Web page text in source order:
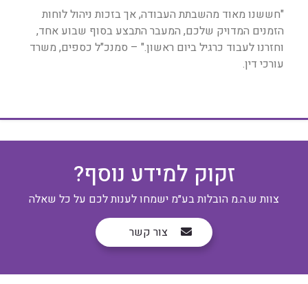
"חששנו מאוד מהשבתת העבודה, אך בזכות ניהול לוחות
הזמנים המדויק שלכם, המעבר התבצע בסוף שבוע אחד,
וחזרנו לעבוד כרגיל ביום ראשון." – סמנכ"ל כספים, משרד
עורכי דין.
זקוק למידע נוסף?
צוות ש.ה.מ הובלות בע״מ ישמחו לענות לכם על כל שאלה
צור קשר